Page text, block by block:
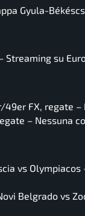
Gyula-
Streaming su
49er FX, regate
– Nessuna
vs
Belgrado vs